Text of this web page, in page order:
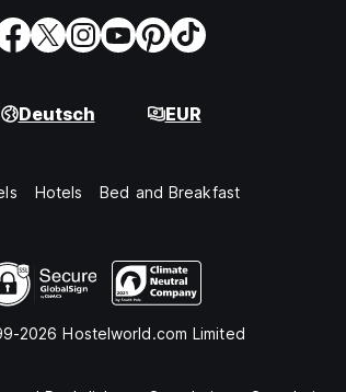
Deutsch EUR
Hotels Bed and Breakfast
2026 Hostelworld.com Limited